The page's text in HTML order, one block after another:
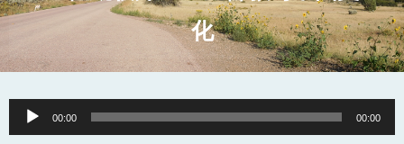
视听节目
阅读文章
永生之道
化
Audio
Player
00:00 00:00